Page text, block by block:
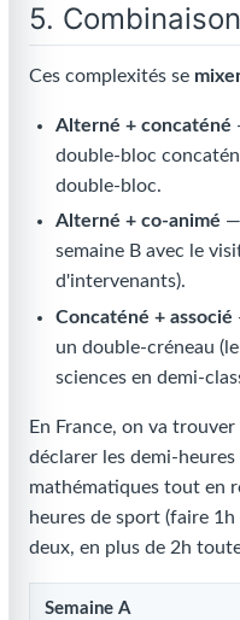
5.
Ces complexités se
Alterné + concaténé
double-bloc
double-bloc.
Alterné + co-animé
semaine B avec le
d'intervenants).
Concaténé + associé
un double-créneau
sciences en demi-
En France, on va
déclarer les demi-
mathématiques tout en
heures de sport (faire
deux, en plus de 2h
Semaine A